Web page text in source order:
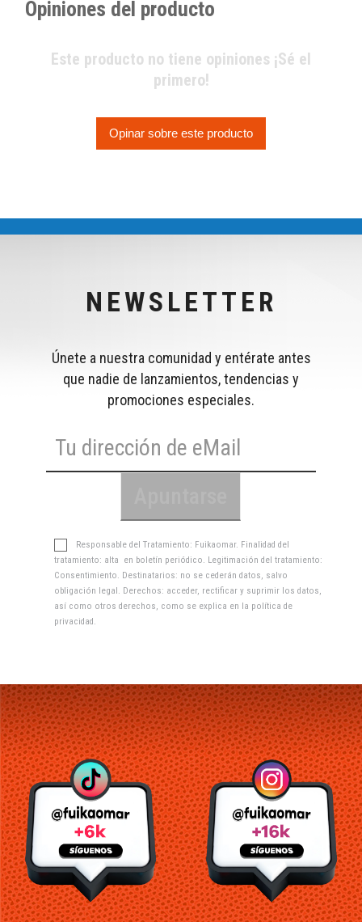
Opiniones del producto
Este producto no tiene opiniones ¡Sé el
primero!
Opinar sobre este producto
NEWSLETTER
Únete a nuestra comunidad y entérate antes
que nadie de lanzamientos, tendencias y
promociones especiales.
Responsable del Tratamiento: Fuikaomar. Finalidad del
tratamiento: alta en boletín periódico. Legitimación del tratamiento:
Consentimiento. Destinatarios: no se cederán datos, salvo
obligación legal. Derechos: acceder, rectificar y suprimir los datos,
así como otros derechos, como se explica en la política de
privacidad.